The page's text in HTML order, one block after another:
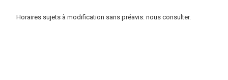
Horaires sujets à modification sans préavis: nous consulter.